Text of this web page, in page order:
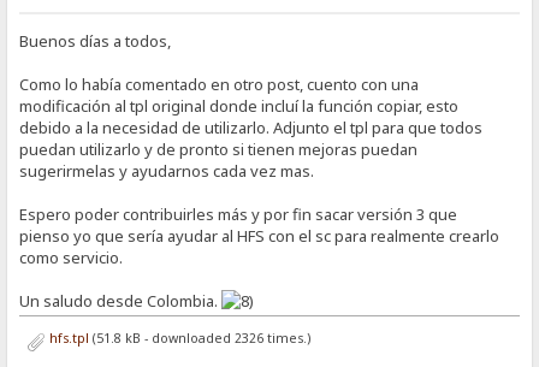
Buenos días a todos,
Como lo había comentado en otro post, cuento con una
modificación al tpl original donde incluí la función copiar, esto
debido a la necesidad de utilizarlo. Adjunto el tpl para que todos
puedan utilizarlo y de pronto si tienen mejoras puedan
sugerirmelas y ayudarnos cada vez mas.
Espero poder contribuirles más y por fin sacar versión 3 que
pienso yo que sería ayudar al HFS con el sc para realmente crearlo
como servicio.
Un saludo desde Colombia.
hfs.tpl (51.8 kB - downloaded 2326 times.)